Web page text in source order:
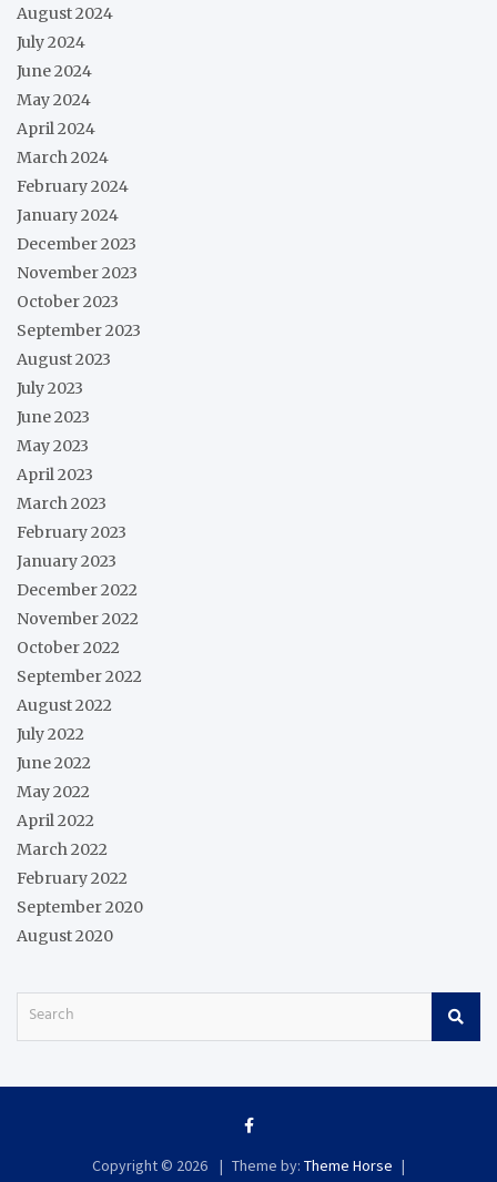
August 2024
July 2024
June 2024
May 2024
April 2024
March 2024
February 2024
January 2024
December 2023
November 2023
October 2023
September 2023
August 2023
July 2023
June 2023
May 2023
April 2023
March 2023
February 2023
January 2023
December 2022
November 2022
October 2022
September 2022
August 2022
July 2022
June 2022
May 2022
April 2022
March 2022
February 2022
September 2020
August 2020
Copyright © 2026
Theme by: Theme Horse